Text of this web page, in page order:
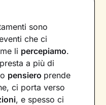
sono
che ci
li percepiamo.
a più di
pensiero prende
ci porta verso
, e spesso ci